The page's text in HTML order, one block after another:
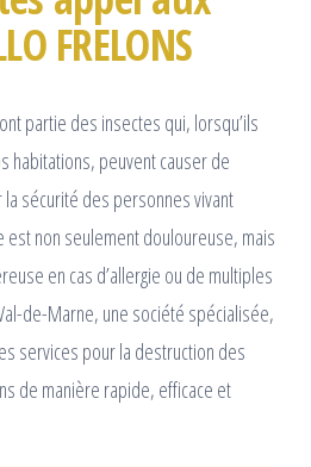
FRELONS
partie des insectes qui, lorsqu’ils
habitations, peuvent causer de
sécurité des personnes vivant
est non seulement douloureuse, mais
en cas d’allergie ou de multiples
de-Marne, une société spécialisée,
services pour la destruction des
de manière rapide, efficace et